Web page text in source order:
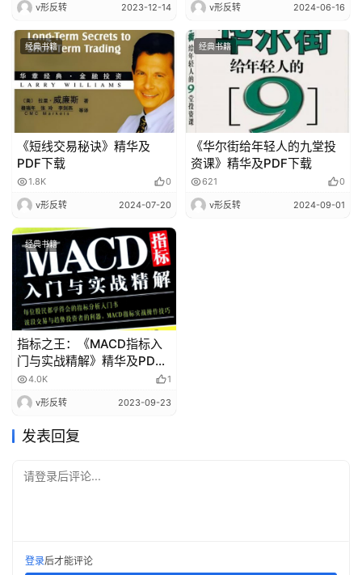
v形反转 2023-12-14 v形反转 2024-06-16
经典书籍
《短线交易秘诀》精华及
PDF下载
1.8K 0
v形反转 2024-07-20
经典书籍
《华尔街给年轻人的九堂投
资课》精华及PDF下载
621 0
v形反转 2024-09-01
经典书籍
指标之王：《MACD指标入
门与实战精解》精华及PDF
下载
4.0K 1
v形反转 2023-09-23
发表回复
请登录后评论...
登录后才能评论